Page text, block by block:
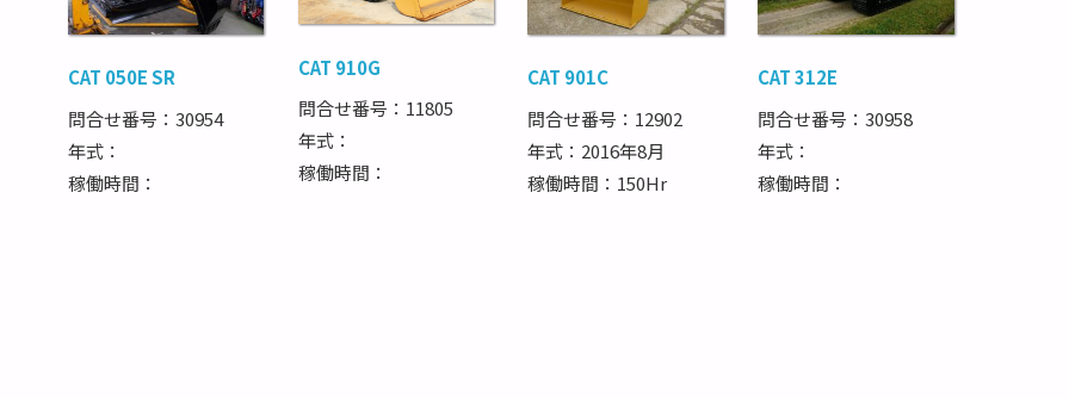
CAT 050E SR
問合せ番号：30954
年式：
稼働時間：
CAT 910G
問合せ番号：11805
年式：
稼働時間：
CAT 901C
問合せ番号：12902
年式：2016年8月
稼働時間：150Hr
CAT 312E
問合せ番号：30958
年式：
稼働時間：